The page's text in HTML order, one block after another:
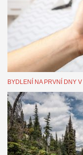
BYDLENÍ NA PRVNÍ DNY